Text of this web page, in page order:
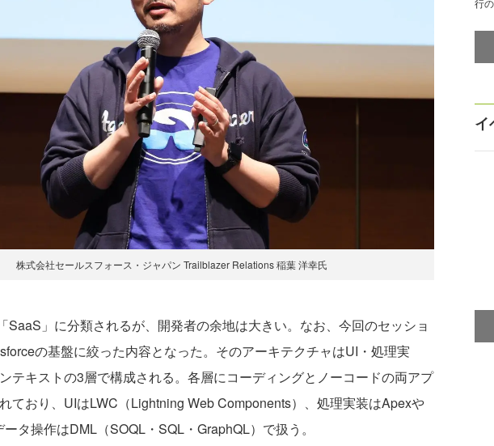
株式会社セールスフォース・ジャパン Trailblazer Relations 稲葉 洋幸氏
SaaS」に分類されるが、開発者の余地は大きい。なお、今回のセッショ
の基盤に絞った内容となった。そのアーキテクチャはUI・処理実
テキストの3層で構成される。各層にコーディングとノーコードの両アプ
ており、UIはLWC（Lightning Web Components）、処理実装はApexや
タ操作はDML（SOQL・SQL・GraphQL）で扱う。
イ